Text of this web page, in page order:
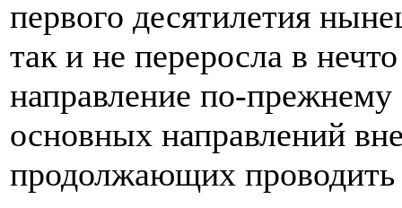
первого десятилетия
так и не переросла в
направление по-
основных направлений
продолжающих проводить